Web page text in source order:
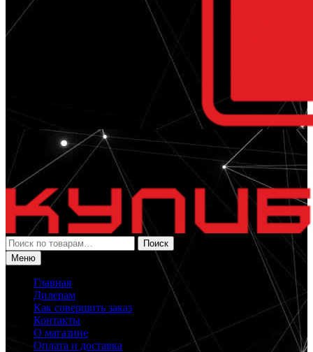
Искать:
Поиск
Меню
Главная
Дилерам
Как совершить заказ
Контакты
О магазине
Оплата и доставка